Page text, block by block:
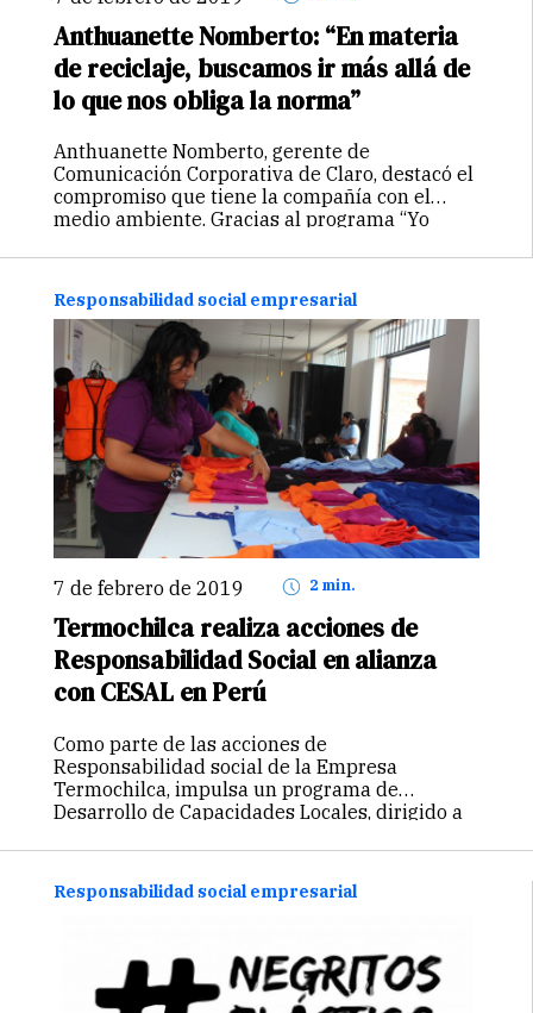
Anthuanette Nomberto: “En materia
de reciclaje, buscamos ir más allá de
lo que nos obliga la norma”
Anthuanette Nomberto, gerente de
Comunicación Corporativa de Claro, destacó el
compromiso que tiene la compañía con el
medio ambiente. Gracias al programa “Yo
una cultura del reciclaje de Residuos de
Aparatos Eléctricos y…
Continuar
Responsabilidad social empresarial
7 de febrero de 2019 2 min.
Termochilca realiza acciones de
Responsabilidad Social en alianza
con CESAL en Perú
Como parte de las acciones de
Responsabilidad social de la Empresa
Termochilca, impulsa un programa de
Desarrollo de Capacidades Locales, dirigido a
trabaja el proyecto DUNA: Programa de
Capacitación en costura.…
Continuar
Responsabilidad social empresarial